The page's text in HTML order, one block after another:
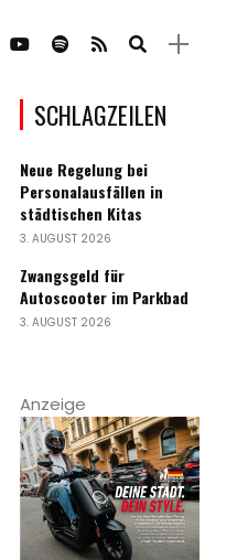
SCHLAGZEILEN
Neue Regelung bei
Personalausfällen in
städtischen Kitas
3. AUGUST 2026
Zwangsgeld für
Autoscooter im Parkbad
3. AUGUST 2026
Anzeige